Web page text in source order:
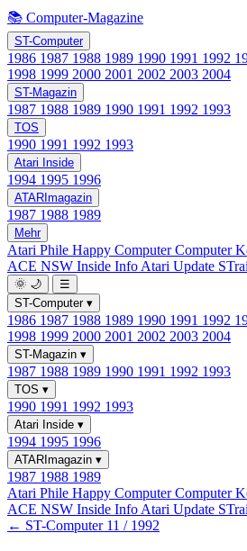
📚 Computer-Magazine
ST-Computer
1986 1987 1988 1989 1990 1991 1992
1998 1999 2000 2001 2002 2003 2004
ST-Magazin
1987 1988 1989 1990 1991 1992 1993
TOS
1990 1991 1992 1993
Atari Inside
1994 1995 1996
ATARImagazin
1987 1988 1989
Mehr
Atari Phile Happy ComputerComputer
ACE NSW Inside Info Atari Update
🌞 🌙
☰
ST-Computer ▾
1986 1987 1988 1989 1990 1991 1992
1998 1999 2000 2001 2002 2003 2004
ST-Magazin ▾
1987 1988 1989 1990 1991 1992 1993
TOS ▾
1990 1991 1992 1993
Atari Inside ▾
1994 1995 1996
ATARImagazin ▾
1987 1988 1989
Atari Phile Happy ComputerComputer
ACE NSW Inside Info Atari Update
← ST-Computer 11 / 1992